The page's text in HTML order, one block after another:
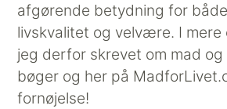
afgørende betydning for
livskvalitet og velvære. I mere
jeg derfor skrevet om mad og
bøger og her på
fornøjelse!